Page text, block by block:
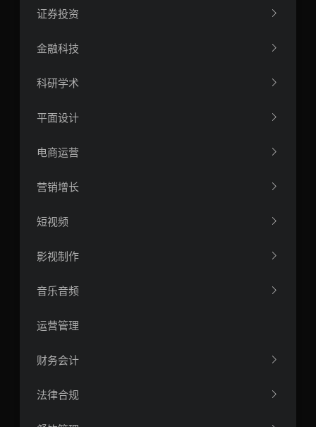
证券投资
金融科技
科研学术
平面设计
电商运营
营销增长
短视频
影视制作
音乐音频
运营管理
财务会计
法律合规